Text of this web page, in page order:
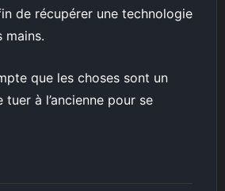
de récupérer une technologie
mains.
que les choses sont un
à l’ancienne pour se